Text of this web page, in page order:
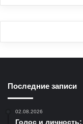
Последние записи
02.08.2026
Голос и личность: